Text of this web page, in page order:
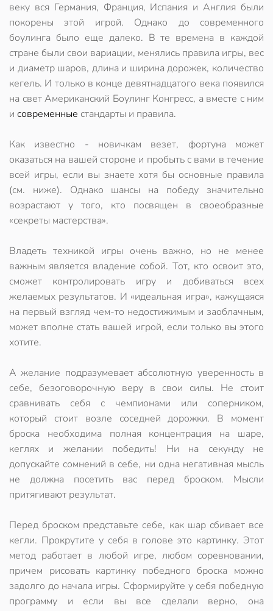
веку вся Германия, Франция, Испания и Англия были
покорены этой игрой. Однако до современного
боулинга было еще далеко. В те времена в каждой
стране были свои вариации, менялись правила игры, вес
и диаметр шаров, длина и ширина дорожек, количество
кегель. И только в конце девятнадцатого века появился
на светАмериканский Боулинг Конгресс, а вместе с ним
и современные стандарты и правила.
Как известно - новичкам везет, фортуна может
оказаться на вашей стороне и пробыть с вами в течение
всей игры, если вы знаете хотя бы основные правила
(см. ниже). Однако шансы на победу значительно
возрастают у того, кто посвящен в своеобразные
«секреты мастерства».
Владеть техникой игры очень важно, но не менее
важным является владение собой. Тот, кто освоит это,
сможет контролировать игру и добиваться всех
желаемых результатов. И «идеальная игра», кажущаяся
на первый взгляд чем-то недостижимым и заоблачным,
может вполне стать вашей игрой, если только вы этого
хотите.
А желание подразумевает абсолютную уверенность в
себе, безоговорочную веру в свои силы. Не стоит
сравнивать себя с чемпионами или соперником,
который стоит возле соседней дорожки. В момент
броска необходима полная концентрация на шаре,
кеглях и желании победить! Ни на секунду не
допускайте сомнений в себе, ни одна негативная мысль
не должна посетить вас перед броском. Мысли
притягивают результат.
Перед броском представьте себе, как шар сбивает все
кегли. Прокрутите у себя в голове это картинку. Этот
метод работает в любой игре, любом соревновании,
причем рисовать картинку победного броска можно
задолго до начала игры. Сформируйте у себя победную
программу и если вы все сделали верно, она